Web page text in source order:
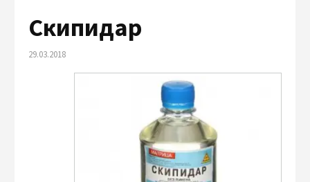
Скипидар
29.03.2018